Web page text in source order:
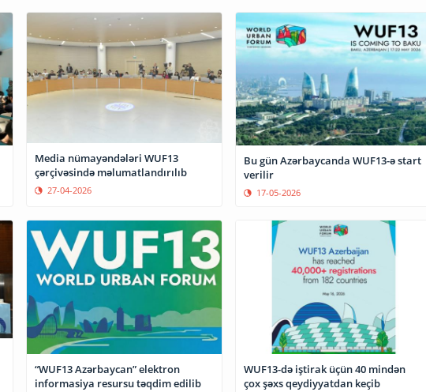
Media nümayəndələri WUF13
çərçivəsində məlumatlandırılıb
27-04-2026
Bu gün Azərbaycanda WUF13-ə start
verilir
17-05-2026
“WUF13 Azərbaycan” elektron
informasiya resursu təqdim edilib
WUF13-də iştirak üçün 40 mindən
çox şəxs qeydiyyatdan keçib